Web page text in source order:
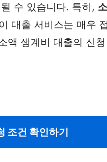
수 있습니다. 특히,
대출 서비스는 매우
액 생계비 대출의 신
조건 확인하기